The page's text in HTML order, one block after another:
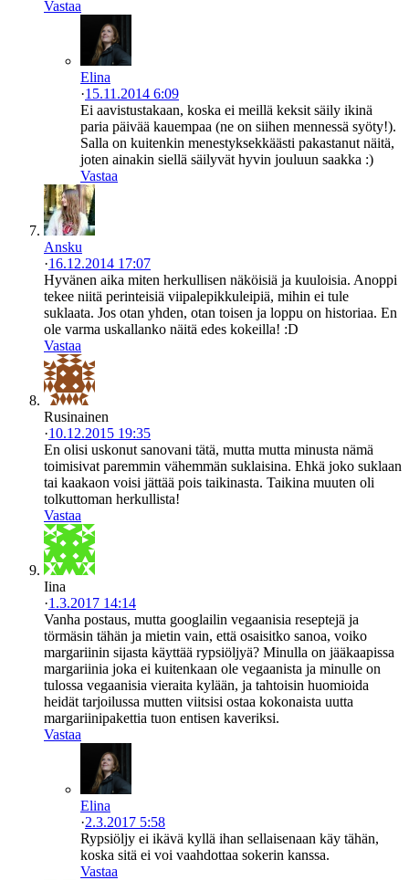
Vastaa
Elina
·15.11.2014 6:09
Ei aavistustakaan, koska ei meillä keksit säily ikinä
paria päivää kauempaa (ne on siihen mennessä syöty!).
Salla on kuitenkin menestyksekkäästi pakastanut näitä,
joten ainakin siellä säilyvät hyvin jouluun saakka :)
Vastaa
Ansku
·16.12.2014 17:07
Hyvänen aika miten herkullisen näköisiä ja kuuloisia. Anoppi
tekee niitä perinteisiä viipalepikkuleipiä, mihin ei tule
suklaata. Jos otan yhden, otan toisen ja loppu on historiaa. En
ole varma uskallanko näitä edes kokeilla! :D
Vastaa
Rusinainen
·10.12.2015 19:35
En olisi uskonut sanovani tätä, mutta mutta minusta nämä
toimisivat paremmin vähemmän suklaisina. Ehkä joko suklaan
tai kaakaon voisi jättää pois taikinasta. Taikina muuten oli
tolkuttoman herkullista!
Vastaa
Iina
·1.3.2017 14:14
Vanha postaus, mutta googlailin vegaanisia reseptejä ja
törmäsin tähän ja mietin vain, että osaisitko sanoa, voiko
margariinin sijasta käyttää rypsiöljyä? Minulla on jääkaapissa
margariinia joka ei kuitenkaan ole vegaanista ja minulle on
tulossa vegaanisia vieraita kylään, ja tahtoisin huomioida
heidät tarjoilussa mutten viitsisi ostaa kokonaista uutta
margariinipakettia tuon entisen kaveriksi.
Vastaa
Elina
·2.3.2017 5:58
Rypsiöljy ei ikävä kyllä ihan sellaisenaan käy tähän,
koska sitä ei voi vaahdottaa sokerin kanssa.
Vastaa